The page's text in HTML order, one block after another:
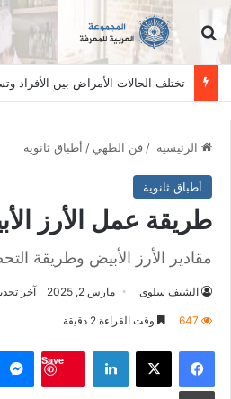
ابحث عن
الرئيسية /فن الطهي / أطباق ثانوية
أطباق ثانوية
طريقة عمل الأرز
مقادير الأرز الأبيض وطريقة
الشيف سلوى مارس 2, 2025 آخر تحديث:
647 وقت القراءة 2 دقيقة
فيسبوك ‫X لينكدإن
Save
طباعة